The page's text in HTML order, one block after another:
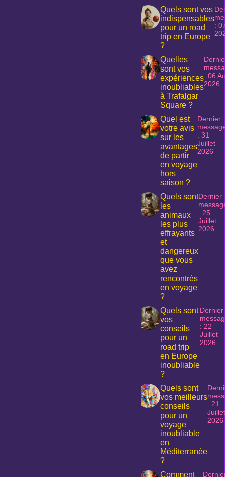
Quels sont vos
indispensables
pour un road
trip en Europe
?
:
Quelles
sont vos
expériences
inoubliables
à Trafalgar
Square ?
: 06
2026
Quel est
votre avis
sur les
avantages
de partir
en voyage
hors
saison ?
Dernier
: 31
Juillet
2026
Quels sont
les
animaux
les plus
effrayants
et
dangereux
que vous
avez
rencontrés
en voyage
?
Dernier
: 25
Juillet
2026
Quels sont
vos
conseils
pour un
road trip
en Europe
inoubliable
?
Dernier
: 22
Juillet
2026
Quels sont
vos meilleurs
conseils
pour un
voyage
inoubliable
en
Méditerranée
?
: 21
Juillet
2026
Comment